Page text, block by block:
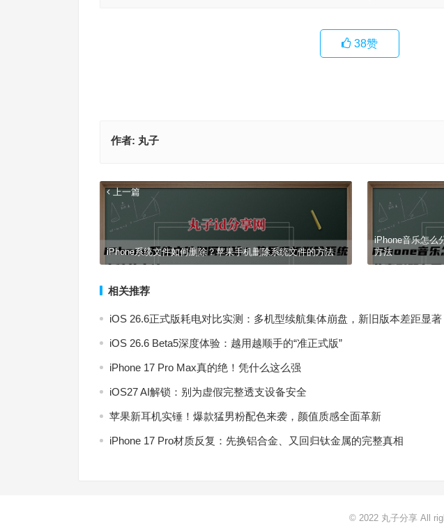
38赞
作者: 丸子
上一篇
iPhone系统文件如何删除？苹果手机删除系统文件的方法
iPhone音乐怎么
方法
相关推荐
iOS 26.6正式版耗电对比实测：多机型续航集体崩盘，新旧版本差距显著
iOS 26.6 Beta5深度体验：越用越顺手的“准正式版”
iPhone 17 Pro Max真的绝！凭什么这么强
iOS27 AI解锁：别为虚假完整透支设备安全
苹果新耳机实锤！爆款猛男粉配色来袭，颜值质感全面革新
iPhone 17 Pro材质反复：先换铝合金、又回归钛金属的完整真相
© 2022 丸子分享 All